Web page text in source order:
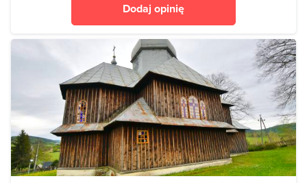
Dodaj opinię